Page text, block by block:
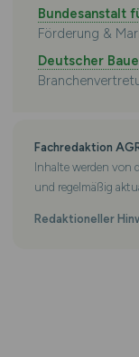
Bundesanstalt
Förderung &
Deutscher
Fachredaktion
Inhalte werden von
und regelmäßig
Redaktioneller